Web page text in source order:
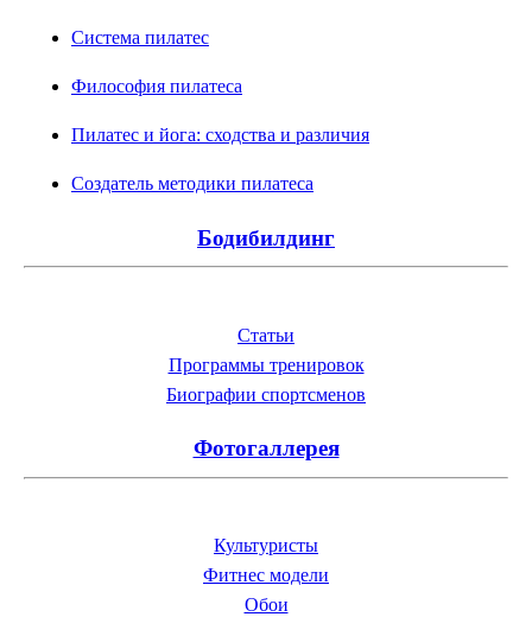
Система пилатес
Философия пилатеса
Пилатес и йога: сходства и различия
Создатель методики пилатеса
Бодибилдинг
Статьи
Программы тренировок
Биографии спортсменов
Фотогаллерея
Культуристы
Фитнес модели
Обои